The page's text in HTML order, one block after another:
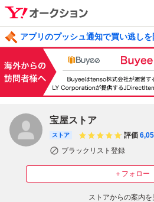
アプリのプッシュ通知で買い逃しを
宝屋ストア
＋フォロー
ストア 評価
ブラックリスト登録
ストアからの案内を